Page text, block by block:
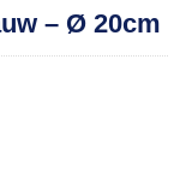
Toevoegen
aan
verlanglijst
– Ø 20cm